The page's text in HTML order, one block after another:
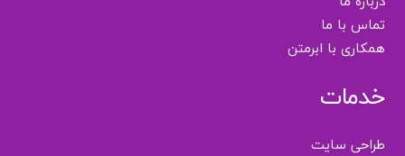
تماس با ما
همکاری با ابرمتن
خدمات
طراحی سایت